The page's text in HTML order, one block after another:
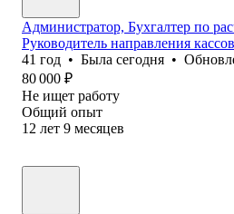
Администратор, Бухгалтер по
Руководитель направления
41 год • Была сегодня •
80 000 ₽
Не ищет работу
Общий опыт
12 лет 9 месяцев